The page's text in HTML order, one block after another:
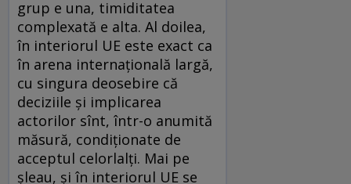
grup e una, timiditatea
complexată e alta. Al doilea,
în interiorul UE este exact ca
în arena internațională largă,
cu singura deosebire că
deciziile și implicarea
actorilor sînt, într-o anumită
măsură, condiționate de
acceptul celorlalți. Mai pe
șleau, și în interiorul UE se